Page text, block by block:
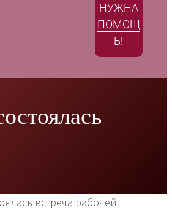
НУЖНА
ПОМОЩ
Ь!
встреча рабочей